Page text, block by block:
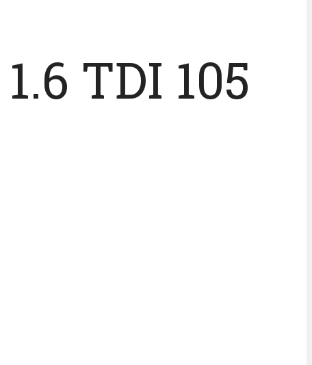
TDI 105